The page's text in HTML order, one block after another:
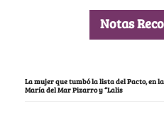
Notas
La mujer que tumbó la lista del Pacto, en
María del Mar Pizarro y “Lalis